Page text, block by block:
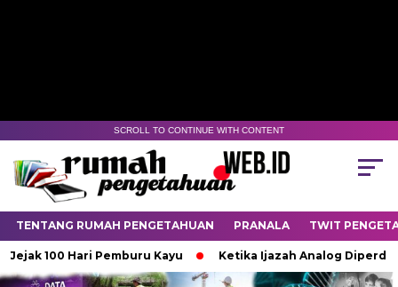
SCROLL TO CONTINUE WITH CONTENT
TENTANG RUMAH PENGETAHUAN PRANALA TWIT
100 Hari Pemburu Kayu Ketika Ijazah Analog